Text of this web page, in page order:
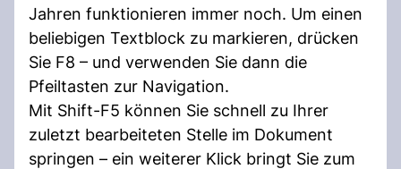
Jahren funktionieren immer noch. Um einen
beliebigen Textblock zu markieren, drücken
Sie F8 – und verwenden Sie dann die
Pfeiltasten zur Navigation.
Mit Shift-F5 können Sie schnell zu Ihrer
zuletzt bearbeiteten Stelle im Dokument
springen – ein weiterer Klick bringt Sie zum